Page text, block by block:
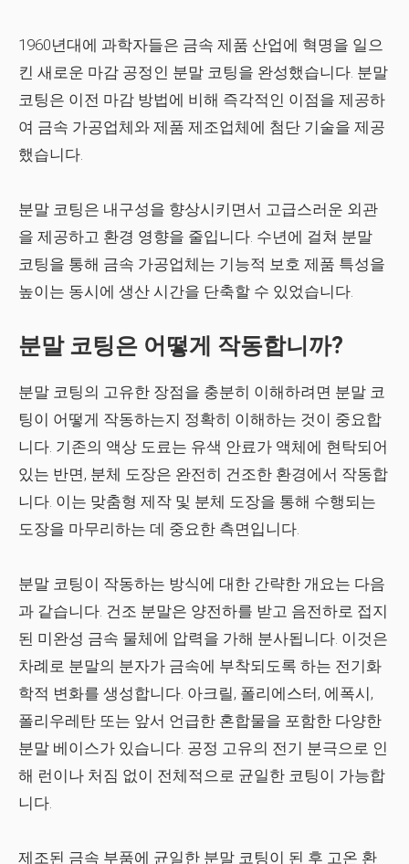
1960년대에 과학자들은 금속 제품 산업에 혁명을 일으
킨 새로운 마감 공정인 분말 코팅을 완성했습니다. 분말
코팅은 이전 마감 방법에 비해 즉각적인 이점을 제공하
여 금속 가공업체와 제품 제조업체에 첨단 기술을 제공
했습니다.
분말 코팅은 내구성을 향상시키면서 고급스러운 외관
을 제공하고 환경 영향을 줄입니다. 수년에 걸쳐 분말
코팅을 통해 금속 가공업체는 기능적 보호 제품 특성을
높이는 동시에 생산 시간을 단축할 수 있었습니다.
분말 코팅은 어떻게 작동합니까?
분말 코팅의 고유한 장점을 충분히 이해하려면 분말 코
팅이 어떻게 작동하는지 정확히 이해하는 것이 중요합
니다. 기존의 액상 도료는 유색 안료가 액체에 현탁되어
있는 반면, 분체 도장은 완전히 건조한 환경에서 작동합
니다. 이는 맞춤형 제작 및 분체 도장을 통해 수행되는
도장을 마무리하는 데 중요한 측면입니다.
분말 코팅이 작동하는 방식에 대한 간략한 개요는 다음
과 같습니다. 건조 분말은 양전하를 받고 음전하로 접지
된 미완성 금속 물체에 압력을 가해 분사됩니다. 이것은
차례로 분말의 분자가 금속에 부착되도록 하는 전기화
학적 변화를 생성합니다. 아크릴, 폴리에스터, 에폭시,
폴리우레탄 또는 앞서 언급한 혼합물을 포함한 다양한
분말 베이스가 있습니다. 공정 고유의 전기 분극으로 인
해 런이나 처짐 없이 전체적으로 균일한 코팅이 가능합
니다.
제조된 금속 부품에 균일한 분말 코팅이 된 후 고온 환